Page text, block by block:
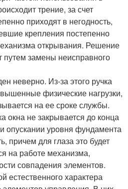
трение, за счет
приходят в негодность,
крепления постепенно
открывания. Решение
замены неисправного
неверно. Из-за этого ручка
физические нагрузки,
на ее сроке службы.
окна не закрывается до конца
опускании уровня фундамента
причем для глаза это будет
на работе механизма,
совпадения элементов.
естественного характера